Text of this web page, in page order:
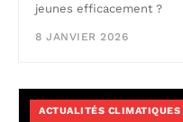
jeunes efficacement ?
8 JANVIER 2026
ACTUALITÉS CLIMATIQUES